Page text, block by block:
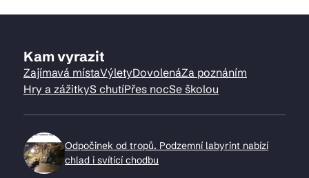
Kam vyrazit
Zajímavá místaVýletyDovolenáZa poznáním
Hry a zážitkyS chutíPřes nocSe školou
Odpočinek od tropů. Podzemní labyrint nabízí
chlad i svítící chodbu